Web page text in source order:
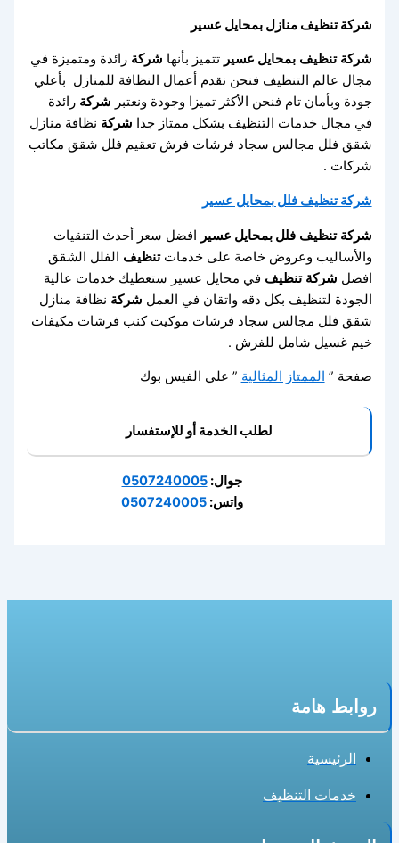
شركة تنظيف منازل بمحايل عسير
شركة تنظيف بمحايل عسير تتميز بأنها شركة رائدة ومتميزة في
مجال عالم التنظيف فنحن نقدم أعمال النظافة للمنازل بأعلي
جودة وبأمان تام فنحن الأكثر تميزا وجودة ونعتبر شركة رائدة
في مجال خدمات التنظيف بشكل ممتاز جدا شركة نظافة منازل
شقق فلل مجالس سجاد فرشات فرش تعقيم فلل شقق مكاتب
شركات .
شركة تنظيف فلل بمحايل عسير
شركة تنظيف فلل بمحايل عسير افضل سعر أحدث التنقيات
والأساليب وعروض خاصة على خدماتتنظيف الفلل الشقق
افضل شركة تنظيف في محايل عسير ستعطيك خدمات عالية
الجودة لتنظيف بكل دقه واتقان في العمل شركة نظافة منازل
شقق فلل مجالس سجاد فرشات موكيت كنب فرشات مكيفات
خيم غسيل شامل للفرش .
صفحة ” الممتاز المثالية ” علي الفيس بوك
لطلب الخدمة أو للإستفسار
جوال:0507240005
واتس:0507240005
روابط هامة
الرئيسية
خدمات التنظيف